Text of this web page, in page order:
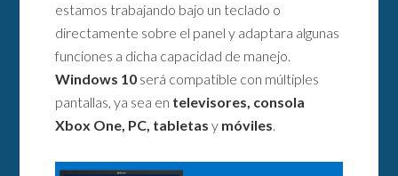
estamos trabajando bajo un teclado o
directamente sobre el panel y adaptara algunas
funciones a dicha capacidad de manejo.
Windows 10 será compatible con múltiples
pantallas, ya sea en televisores, consola
Xbox One, PC, tabletasy móviles.